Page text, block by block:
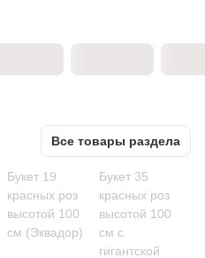
Все товары раздела
Букет 19
красных роз
высотой 100
см (Эквадор)
Букет 35
красных роз
высотой 100
см c
гигантской